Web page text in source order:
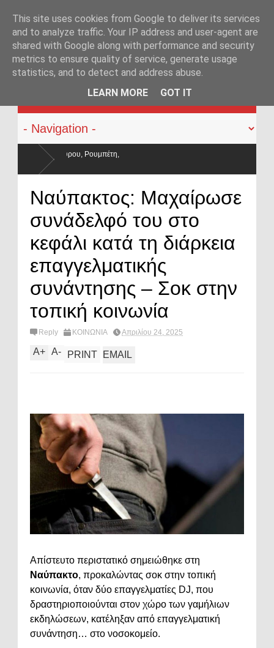
KATEHACKER
Ναύπακτος: Μαχαίρωσε
συνάδελφό του στο
κεφάλι κατά τη διάρκεια
επαγγελματικής
συνάντησης – Σοκ στην
τοπική κοινωνία
Reply ΚΟΙΝΩΝΙΑ Απριλίου 24, 2025
A+ A- PRINT EMAIL
Απίστευτο περιστατικό σημειώθηκε στη
Ναύπακτο, προκαλώντας σοκ στην τοπική
κοινωνία, όταν δύο επαγγελματίες DJ, που
δραστηριοποιούνται στον χώρο των γαμήλιων
εκδηλώσεων, κατέληξαν από επαγγελματική
συνάντηση… στο νοσοκομείο.
This site uses cookies from Google to deliver its services
and to analyze traffic. Your IP address and user-agent are
shared with Google along with performance and security
metrics to ensure quality of service, generate usage
statistics, and to detect and address abuse.
LEARN MORE
GOT IT